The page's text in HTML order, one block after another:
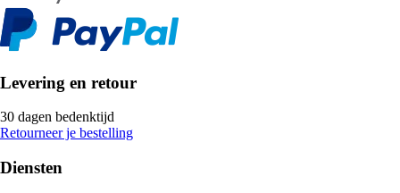
Levering en retour
30 dagen bedenktijd
Retourneer je bestelling
Diensten